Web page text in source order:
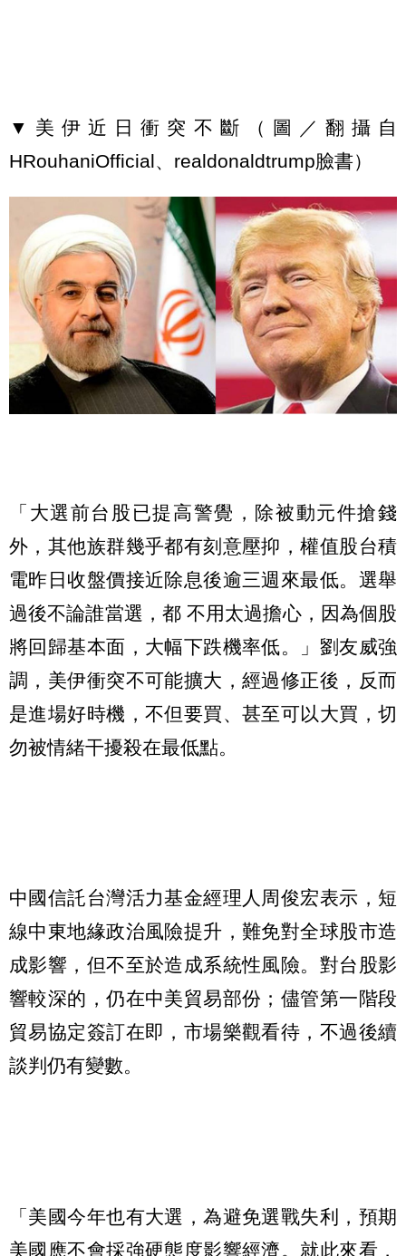
▼美伊近日衝突不斷（圖／翻攝自
HRouhaniOfficial、realdonaldtrump臉書）
「大選前台股已提高警覺，除被動元件搶錢
外，其他族群幾乎都有刻意壓抑，權值股台積
電昨日收盤價接近除息後逾三週來最低。選舉
過後不論誰當選，都 不用太過擔心，因為個股
將回歸基本面，大幅下跌機率低。」劉友威強
調，美伊衝突不可能擴大，經過修正後，反而
是進場好時機，不但要買、甚至可以大買，切
勿被情緒干擾殺在最低點。
中國信託台灣活力基金經理人周俊宏表示，短
線中東地緣政治風險提升，難免對全球股市造
成影響，但不至於造成系統性風險。對台股影
響較深的，仍在中美貿易部份；儘管第一階段
貿易協定簽訂在即，市場樂觀看待，不過後續
談判仍有變數。
「美國今年也有大選，為避免選戰失利，預期
美國應不會採強硬態度影響經濟。就此來看，